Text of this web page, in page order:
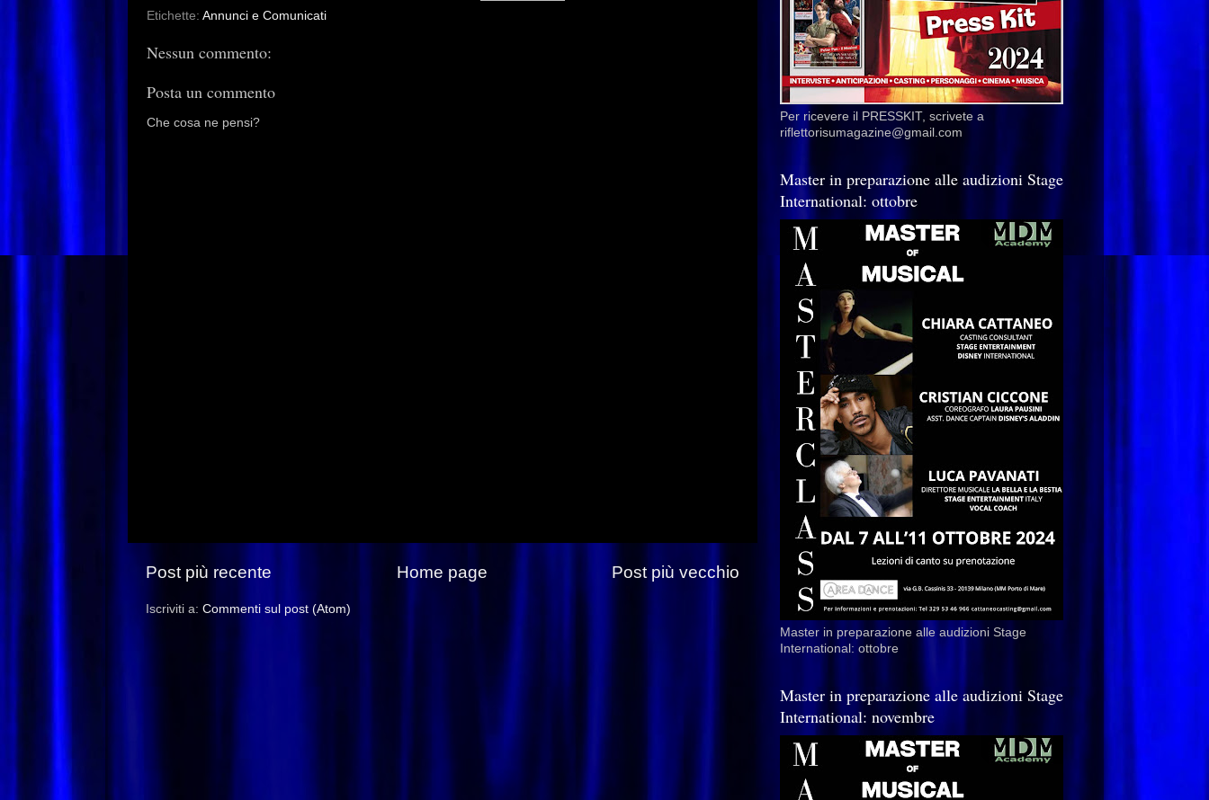
Etichette: Annunci e Comunicati
Nessun commento:
Posta un commento
Che cosa ne pensi?
Post più recente Post più vecchio
Home page
Iscriviti a: Commenti sul post (Atom)
Per ricevere il PRESSKIT, scrivete a
riflettorisumagazine@gmail.com
Master in preparazione alle audizioni Stage
International: ottobre
Master in preparazione alle audizioni Stage
International: ottobre
Master in preparazione alle audizioni Stage
International: novembre